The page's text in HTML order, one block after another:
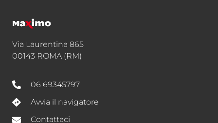
Via Laurentina 865
00143 ROMA (RM)
06 69345797
Avvia il navigatore
Contattaci